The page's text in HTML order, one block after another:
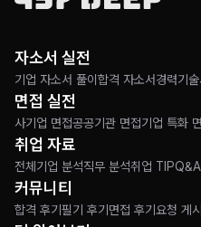
자소서 실전
기업 자소서 풀이 합격 자소서경력기술
면접 실전
사기업 면접공공기관 면접기업 특화
취업 자료
전체 기업 분석직무 분석취업 TIPQ&A
커뮤니티
합격 후기 필기 후기 면접 후기 요청 게